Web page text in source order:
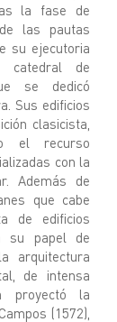
la fase de
las pautas
su ejecutoria
catedral de
se dedicó
Sus edificios
clasicista,
el recurso
con la
Además de
que cabe
de edificios
su papel de
arquitectura
de intensa
proyectó la
(1572),